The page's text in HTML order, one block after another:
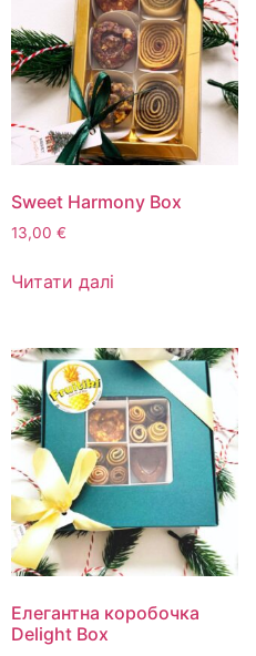
Sweet Harmony Box
13,00 €
Читати далі
Елегантна коробочка
Delight Box